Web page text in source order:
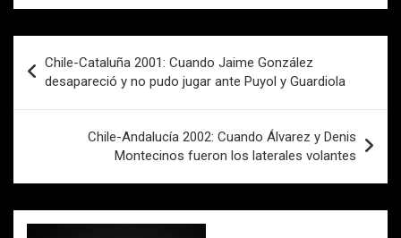
o
o
k
A
p
p
ar
tir
de
entradas
Chile-Cataluña 2001: Cuando Jaime González
desapareció y no pudo jugar ante Puyol y Guardiola
Chile-Andalucía 2002: Cuando Álvarez y Denis
Montecinos fueron los laterales volantes